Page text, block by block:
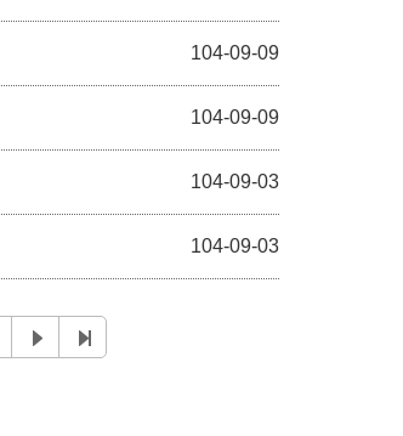
104-09-09
104-09-09
104-09-03
104-09-03